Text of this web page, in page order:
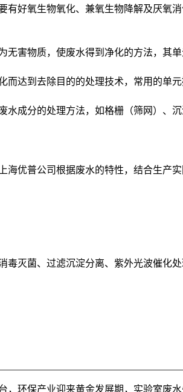
好氧生物氧化、兼氧生物降解及厌氧
物质，使废水得到净化的方法，其单
到去除目的的处理技术，常用的单元
分的处理方法，如格栅（筛网）、
普公司根据废水的特性，结合生产实
菌、过滤沉淀分离、紫外光波催化
环保产业迎来黄金发展期，实验室废